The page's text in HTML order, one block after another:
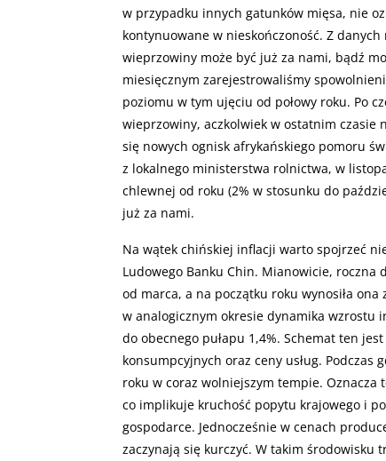
w przypadku innych gatunków mięsa, nie
kontynuowane w nieskończoność. Z
wieprzowiny może być już za nami, bądź
miesięcznym zarejestrowaliśmy
poziomu w tym ujęciu od połowy roku. Po
wieprzowiny, aczkolwiek w ostatnim
się nowych ognisk afrykańskiego pomoru
z lokalnego ministerstwa rolnictwa, w
chlewnej od roku (2% w stosunku do
już za nami.
Na wątek chińskiej inflacji warto spojrzeć
Ludowego Banku Chin. Mianowicie, roczna
od marca, a na początku roku wynosiła
w analogicznym okresie dynamika wzrostu
do obecnego pułapu 1,4%. Schemat ten
konsumpcyjnych oraz ceny usług. Podczas
roku w coraz wolniejszym tempie. Oznacza
co implikuje kruchość popytu krajowego i
gospodarce. Jednocześnie w cenach
zaczynają się kurczyć. W takim środowisku